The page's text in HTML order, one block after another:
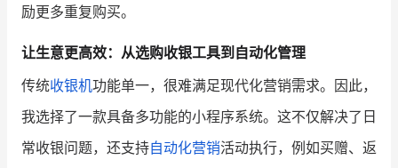
励更多重复购买。
让生意更高效：从选购收银工具到自动化管理
传统收银机功能单一，很难满足现代化营销需求。因此，
我选择了一款具备多功能的小程序系统。这不仅解决了日
常收银问题，还支持自动化营销活动执行，例如买赠、返